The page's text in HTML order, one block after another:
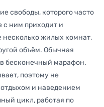
свободы, которого часто
с ним приходит и
несколько жилых комнат,
объём. Обычная
бесконечный марафон.
поэтому не
и наведением
цикл, работая по